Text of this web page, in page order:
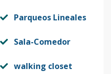
Parqueos Lineales
Sala-Comedor
walking closet